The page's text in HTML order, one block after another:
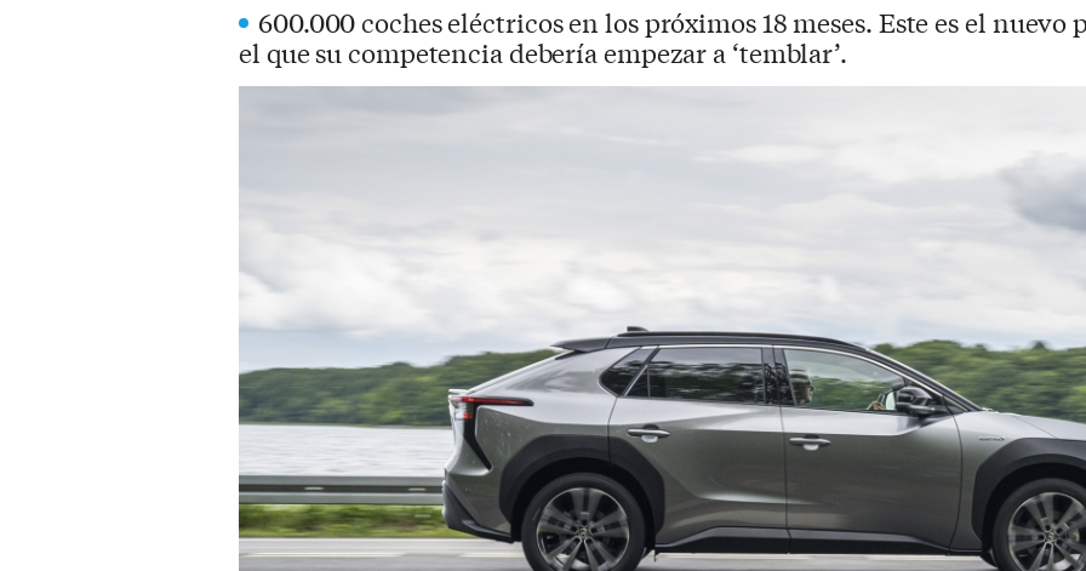
600.000 coches eléctricos en los próximos 18 meses. Este es el
el que su competencia debería empezar a ‘temblar’.